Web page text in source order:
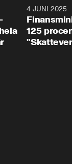
4:294 JUNI 2025
125